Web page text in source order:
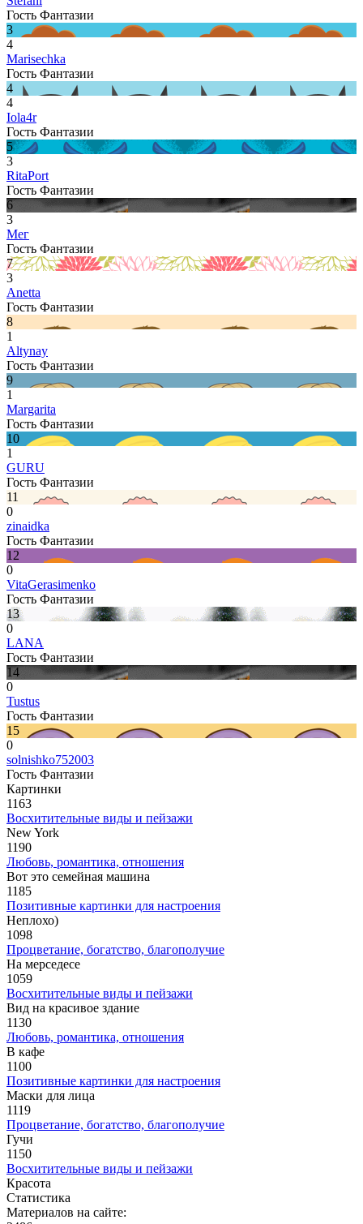
Гость Фантазии
3
4
Marisechka
Гость Фантазии
4
4
Iola4r
Гость Фантазии
5
3
RitaPort
Гость Фантазии
6
3
Мег
Гость Фантазии
7
3
Anetta
Гость Фантазии
8
1
Altynay
Гость Фантазии
9
1
Margarita
Гость Фантазии
10
1
GURU
Гость Фантазии
11
0
zinaidka
Гость Фантазии
12
0
VitaGerasimenko
Гость Фантазии
13
0
LANA
Гость Фантазии
14
0
Tustus
Гость Фантазии
15
0
solnishko752003
Гость Фантазии
Картинки
1163
Восхитительные виды и пейзажи
New York
1190
Любовь, романтика, отношения
Вот это семейная машина
1185
Позитивные картинки для настроения
Неплохо)
1098
Процветание, богатство, благополучие
На мерседесе
1059
Восхитительные виды и пейзажи
Вид на красивое здание
1130
Любовь, романтика, отношения
В кафе
1100
Позитивные картинки для настроения
Маски для лица
1119
Процветание, богатство, благополучие
Гучи
1150
Восхитительные виды и пейзажи
Красота
Статистика
Материалов на сайте: